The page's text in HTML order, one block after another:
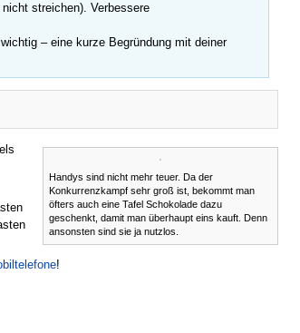
streichen). Verbessere
– eine kurze Begründung mit deiner
Handys sind nicht mehr teuer. Da der
Konkurrenzkampf sehr groß ist, bekommt man
öfters auch eine Tafel Schokolade dazu
geschenkt, damit man überhaupt eins kauft. Denn
ansonsten sind sie ja nutzlos.
!